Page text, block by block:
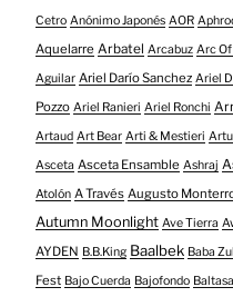
Cetro Anónimo Japonés AOR
Aquelarre Arbatel Arcabuz Arc
Aguilar Ariel Darío Sanchez Ariel
Pozzo Ariel Ranieri Ariel Ronchi
Artaud Art Bear Arti & Mestieri
Asceta Asceta Ensamble Ashraj
Atolón A Través Augusto
Autumn Moonlight Ave Tierra
AYDEN B.B.King Baalbek Baba
Fest Bajo Cuerda Bajofondo